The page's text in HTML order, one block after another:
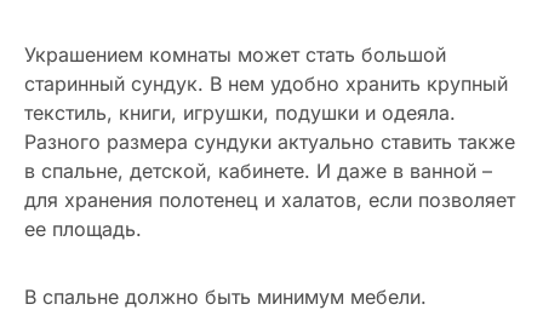
Украшением комнаты может стать большой
старинный сундук. В нем удобно хранить крупный
текстиль, книги, игрушки, подушки и одеяла.
Разного размера сундуки актуально ставить также
в спальне, детской, кабинете. И даже в ванной –
для хранения полотенец и халатов, если позволяет
ее площадь.
В спальне должно быть минимум мебели.